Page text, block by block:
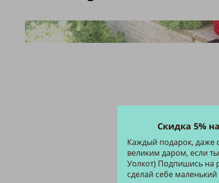
Скидка 5%
Каждый подарок, даже
великим даром, если
Уолкот) Подпишись на
сделай себе